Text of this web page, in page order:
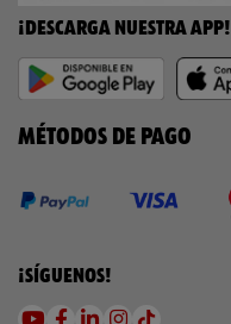
¡DESCARGA NUESTRA APP!
MÉTODOS DE PAGO
¡SÍGUENOS!